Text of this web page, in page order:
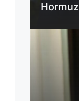
Hormuz